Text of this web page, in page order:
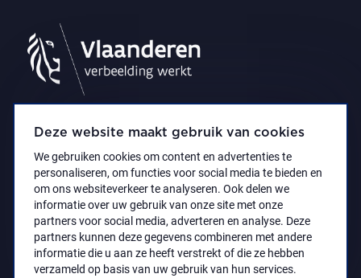
Deze website maakt gebruik van cookies
We gebruiken cookies om content en advertenties te
personaliseren, om functies voor social media te bieden en
om ons websiteverkeer te analyseren. Ook delen we
informatie over uw gebruik van onze site met onze
partners voor social media, adverteren en analyse. Deze
partners kunnen deze gegevens combineren met andere
informatie die u aan ze heeft verstrekt of die ze hebben
verzameld op basis van uw gebruik van hun services.
Accessibility StatementPrivacy policy
© 2021 Koninklijk Museum voor Schone Kunsten